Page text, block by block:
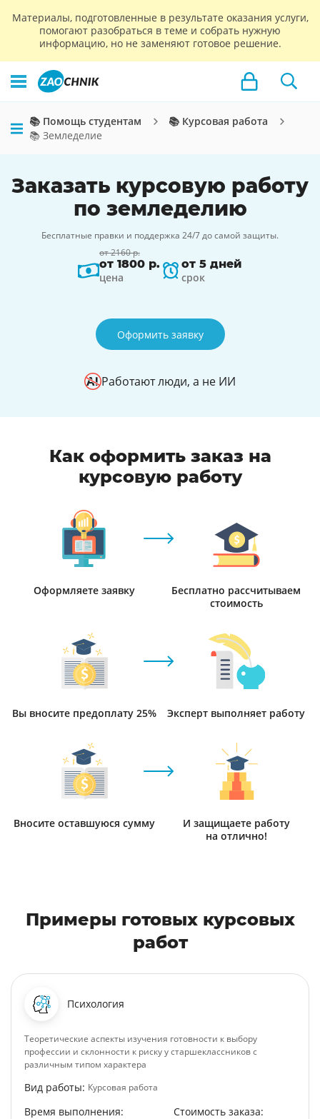
Материалы, подготовленные в результате оказания услуги,
помогают разобраться в теме и собрать нужную
информацию, но не заменяют готовое решение.
📚 Помощь студентам
📚 Курсовая работа
📚 Земледелие
Заказать курсовую работу
по земледелию
Бесплатные правки и поддержка 24/7 до самой защиты.
от 2160 р.
от 1800 р.
цена
от 5 дней
срок
Оформить заявку
Работают люди, а не ИИ
Как оформить заказ на
курсовую работу
Оформляете заявку
Бесплатно рассчитываем
стоимость
Вы вносите предоплату 25% Эксперт выполняет работу
Вносите оставшуюся сумму
И защищаете работу
на отлично!
Примеры готовых курсовых
работ
Психология
Теоретические аспекты изучения готовности к выбору
профессии и склонности к риску у старшеклассников с
различным типом характера
Вид работы: Курсовая работа
Время выполнения: Стоимость заказа: